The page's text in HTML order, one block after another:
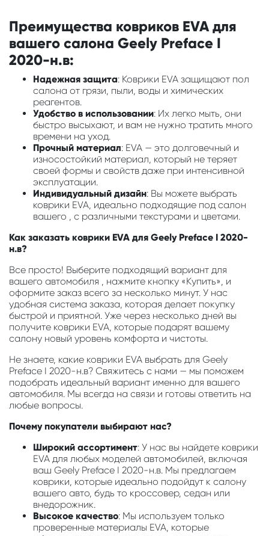
Преимущества ковриков EVA для
вашего салона Geely Preface I
2020-н.в:
Надежная защита: Коврики EVA защищают пол
салона от грязи, пыли, воды и химических
реагентов.
Удобство в использовании: Их легко мыть, они
быстро высыхают, и вам не нужно тратить много
времени на уход.
Прочный материал: EVA — это долговечный и
износостойкий материал, который не теряет
своей формы и свойств даже при интенсивной
эксплуатации.
Индивидуальный дизайн: Вы можете выбрать
коврики EVA, идеально подходящие под салон
вашего , с различными текстурами и цветами.
Как заказать коврики EVA для Geely Preface I 2020-
н.в?
Все просто! Выберите подходящий вариант для
вашего автомобиля , нажмите кнопку «Купить», и
оформите заказ всего за несколько минут. У нас
удобная система заказа, которая делает покупку
быстрой и приятной. Уже через несколько дней вы
получите коврики EVA, которые подарят вашему
салону новый уровень комфорта и чистоты.
Не знаете, какие коврики EVA выбрать для Geely
Preface I 2020-н.в? Свяжитесь с нами — мы поможем
подобрать идеальный вариант именно для вашего
автомобиля. Мы всегда на связи и готовы ответить на
любые вопросы.
Почему покупатели выбирают нас?
Широкий ассортимент: У нас вы найдете коврики
EVA для любых моделей автомобилей, включая
ваш Geely Preface I 2020-н.в. Мы предлагаем
коврики, которые идеально подойдут к салону
вашего авто, будь то кроссовер, седан или
внедорожник.
Высокое качество: Мы используем только
проверенные материалы EVA, которые